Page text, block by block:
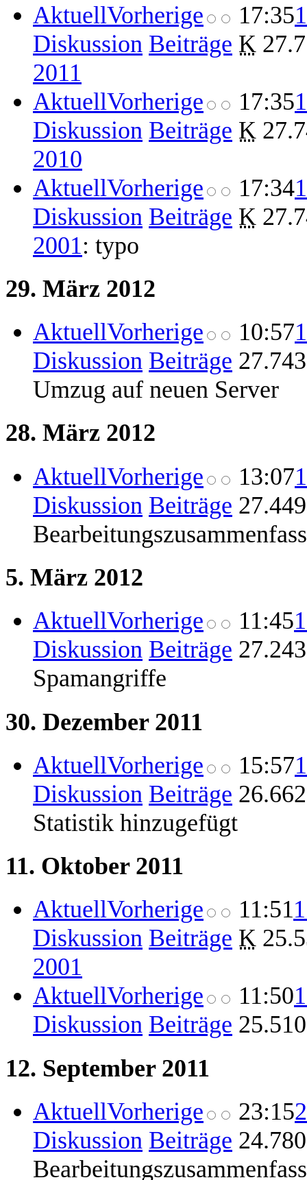
AktuellVorherige 17:35
Diskussion Beiträge K
2011
AktuellVorherige 17:35
Diskussion Beiträge K
2010
AktuellVorherige 17:34
Diskussion Beiträge K
2001: typo
29. März 2012
AktuellVorherige 10:57
Diskussion Beiträge
Umzug auf neuen Server
28. März 2012
AktuellVorherige 13:07
Diskussion Beiträge
5. März 2012
AktuellVorherige 11:45
Diskussion Beiträge
Spamangriffe
30. Dezember 2011
AktuellVorherige 15:57
Diskussion Beiträge
Statistik hinzugefügt
11. Oktober 2011
AktuellVorherige 11:51
Diskussion Beiträge K
2001
AktuellVorherige 11:50
Diskussion Beiträge
12. September 2011
AktuellVorherige 23:15
Diskussion Beiträge